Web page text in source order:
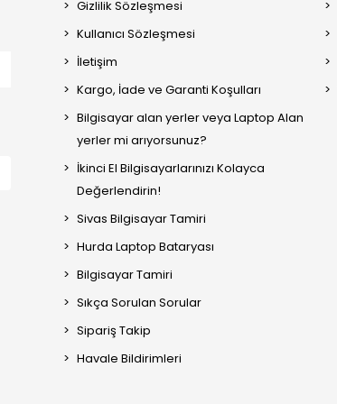
Gizlilik Sözleşmesi
Kullanıcı Sözleşmesi
İletişim
Kargo, İade ve Garanti Koşulları
Bilgisayar alan yerler veya Laptop Alan
yerler mi arıyorsunuz?
İkinci El Bilgisayarlarınızı Kolayca
Değerlendirin!
Sivas Bilgisayar Tamiri
Hurda Laptop Bataryası
Bilgisayar Tamiri
Sıkça Sorulan Sorular
Sipariş Takip
Havale Bildirimleri